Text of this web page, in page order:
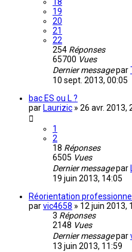
19
20
21
22
254 Réponses
65700 Vues
Dernier messagepar
10 sept. 2013, 00:05
bac ES ou L ?
par Laurizic » 26 avr. 2013,
1
2
18 Réponses
6505 Vues
Dernier messagepar
19 juin 2013, 14:05
Réorientation
parvic4658 » 12 juin 2013,
3 Réponses
2148 Vues
Dernier messagepar
13 juin 2013, 11:59